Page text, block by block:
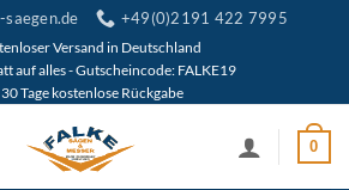
+49(0)2191 422 7995
Versand in Deutschland
auf alles - Gutscheincode: FALKE19
30 Tage kostenlose Rückgabe
0